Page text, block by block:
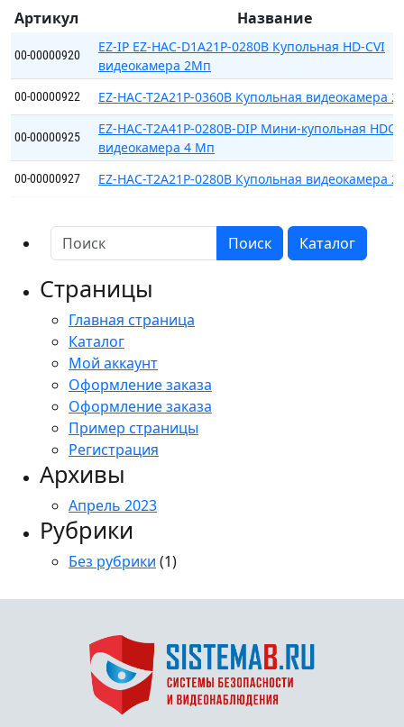
купольная
HDCVI-
видеокамера
с
разрешением
2
Артикул Название
00-00000920
EZ-IP EZ-HAC-D1A21P-0280B Купольная HD-CVI
видеокамера 2Мп
00-00000922 EZ-HAC-T2A21P-0360B Купольная видеокамера
00-00000925
EZ-HAC-T2A41P-0280B-DIP Мини-купольная
видеокамера 4 Мп
00-00000927 EZ-HAC-T2A21P-0280B Купольная видеокамера
Поиск Каталог
Страницы
Главная страница
Каталог
Мой аккаунт
Оформление заказа
Оформление заказа
Пример страницы
Регистрация
Архивы
Апрель 2023
Рубрики
Без рубрики (1)